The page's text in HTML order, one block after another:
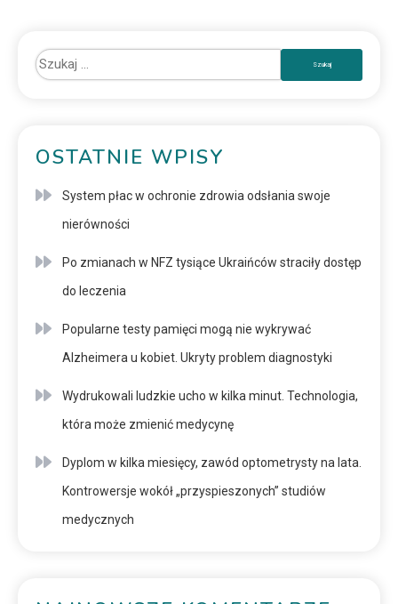
OSTATNIE WPISY
System płac w ochronie zdrowia odsłania swoje
nierówności
Po zmianach w NFZ tysiące Ukraińców straciły dostęp
do leczenia
Popularne testy pamięci mogą nie wykrywać
Alzheimera u kobiet. Ukryty problem diagnostyki
Wydrukowali ludzkie ucho w kilka minut. Technologia,
która może zmienić medycynę
Dyplom w kilka miesięcy, zawód optometrysty na lata.
Kontrowersje wokół „przyspieszonych” studiów
medycznych